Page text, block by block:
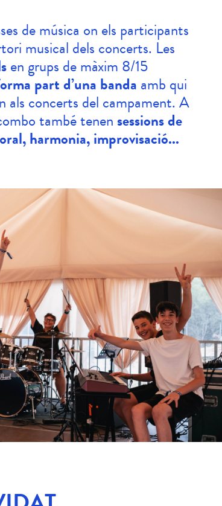
de música on els participants
musical dels concerts. Les
en grups de màxim 8/15
part d’una banda amb qui
als concerts del campament. A
també tenensessions de
harmonia, improvisació...